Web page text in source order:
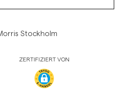
Stockholm
ZERTIFIZIERT VON